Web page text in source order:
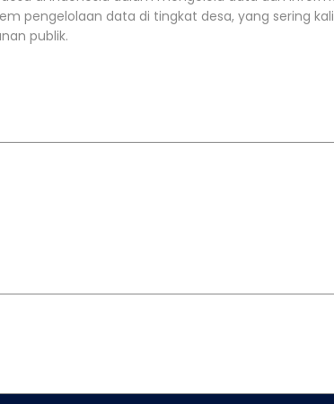
pengelolaan data di tingkat desa, yang sering
publik.